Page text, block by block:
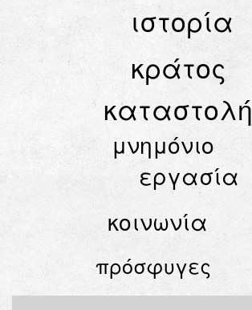
κράτος
καταστολή
ιστορία
μνημόνιο
εργασία
κοινωνία
πρόσφυγες